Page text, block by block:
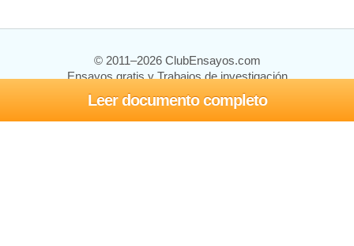
Leer documento completo
© 2011–2026 ClubEnsayos.com
Ensayos gratis y Trabajos de investigación